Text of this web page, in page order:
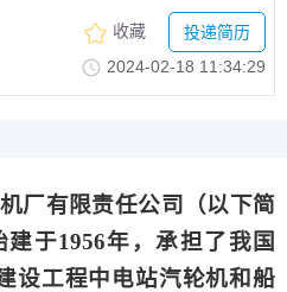
收藏
投递简历
2024-02-1811:34:29
厂有限责任公司（以下简
于1956年，承担了我国
设工程中电站汽轮机和船